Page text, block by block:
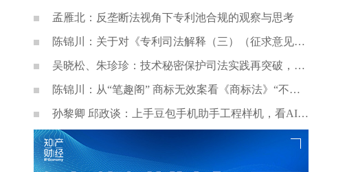
声乱象？
孟雁北：反垄断法视角下专利池合规的观察与思考
陈锦川：关于对《专利司法解释（三）（征求意见
稿）》几个诉讼程序问题的意见建议
吴晓松、朱珍珍：技术秘密保护司法实践再突破，高
质量审判护航科技创新——北京精雕公司诉田某、深
圳创世纪公司侵害技术秘密案浅析
陈锦川：从“笔趣阁” 商标无效案看《商标法》“不良
影响”条款的司法适用边界
孙黎卿 邱政谈：上手豆包手机助手工程样机，看AI手
机行业法律风险